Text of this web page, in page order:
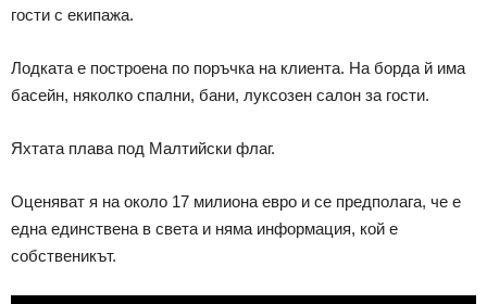
гости с екипажа.
Лодката е построена по поръчка на клиента. На борда й има
басейн, няколко спални, бани, луксозен салон за гости.
Яхтата плава под Малтийски флаг.
Оценяват я на около 17 милиона евро и се предполага, че е
една единствена в света и няма информация, кой е
собственикът.